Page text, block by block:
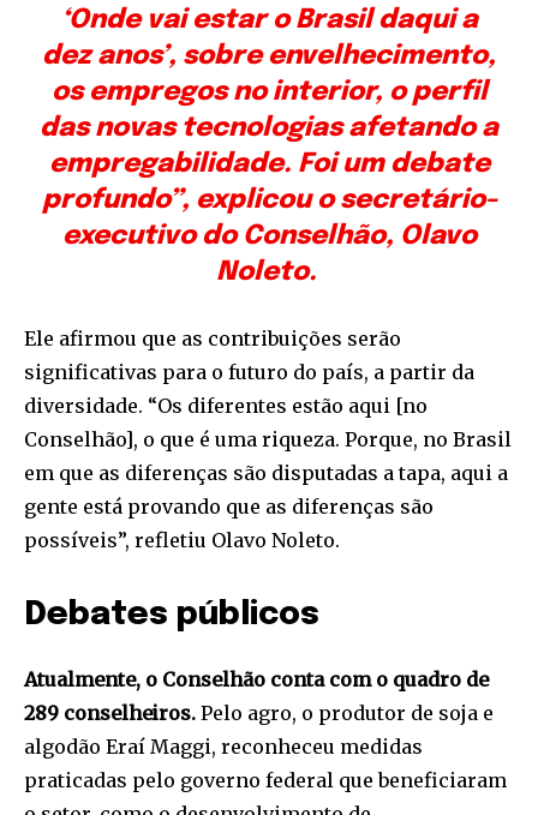
‘Onde vai estar o Brasil daqui a
dez anos’, sobre envelhecimento,
os empregos no interior, o perfil
das novas tecnologias afetando a
empregabilidade. Foi um debate
profundo”, explicou o secretário-
executivo do Conselhão, Olavo
Noleto.
Ele afirmou que as contribuições serão
significativas para o futuro do país, a partir da
diversidade. “Os diferentes estão aqui [no
Conselhão], o que é uma riqueza. Porque, no Brasil
em que as diferenças são disputadas a tapa, aqui a
gente está provando que as diferenças são
possíveis”, refletiu Olavo Noleto.
Debates públicos
Atualmente, o Conselhão conta com o quadro de
289 conselheiros. Pelo agro, o produtor de soja e
algodão Eraí Maggi, reconheceu medidas
praticadas pelo governo federal que beneficiaram